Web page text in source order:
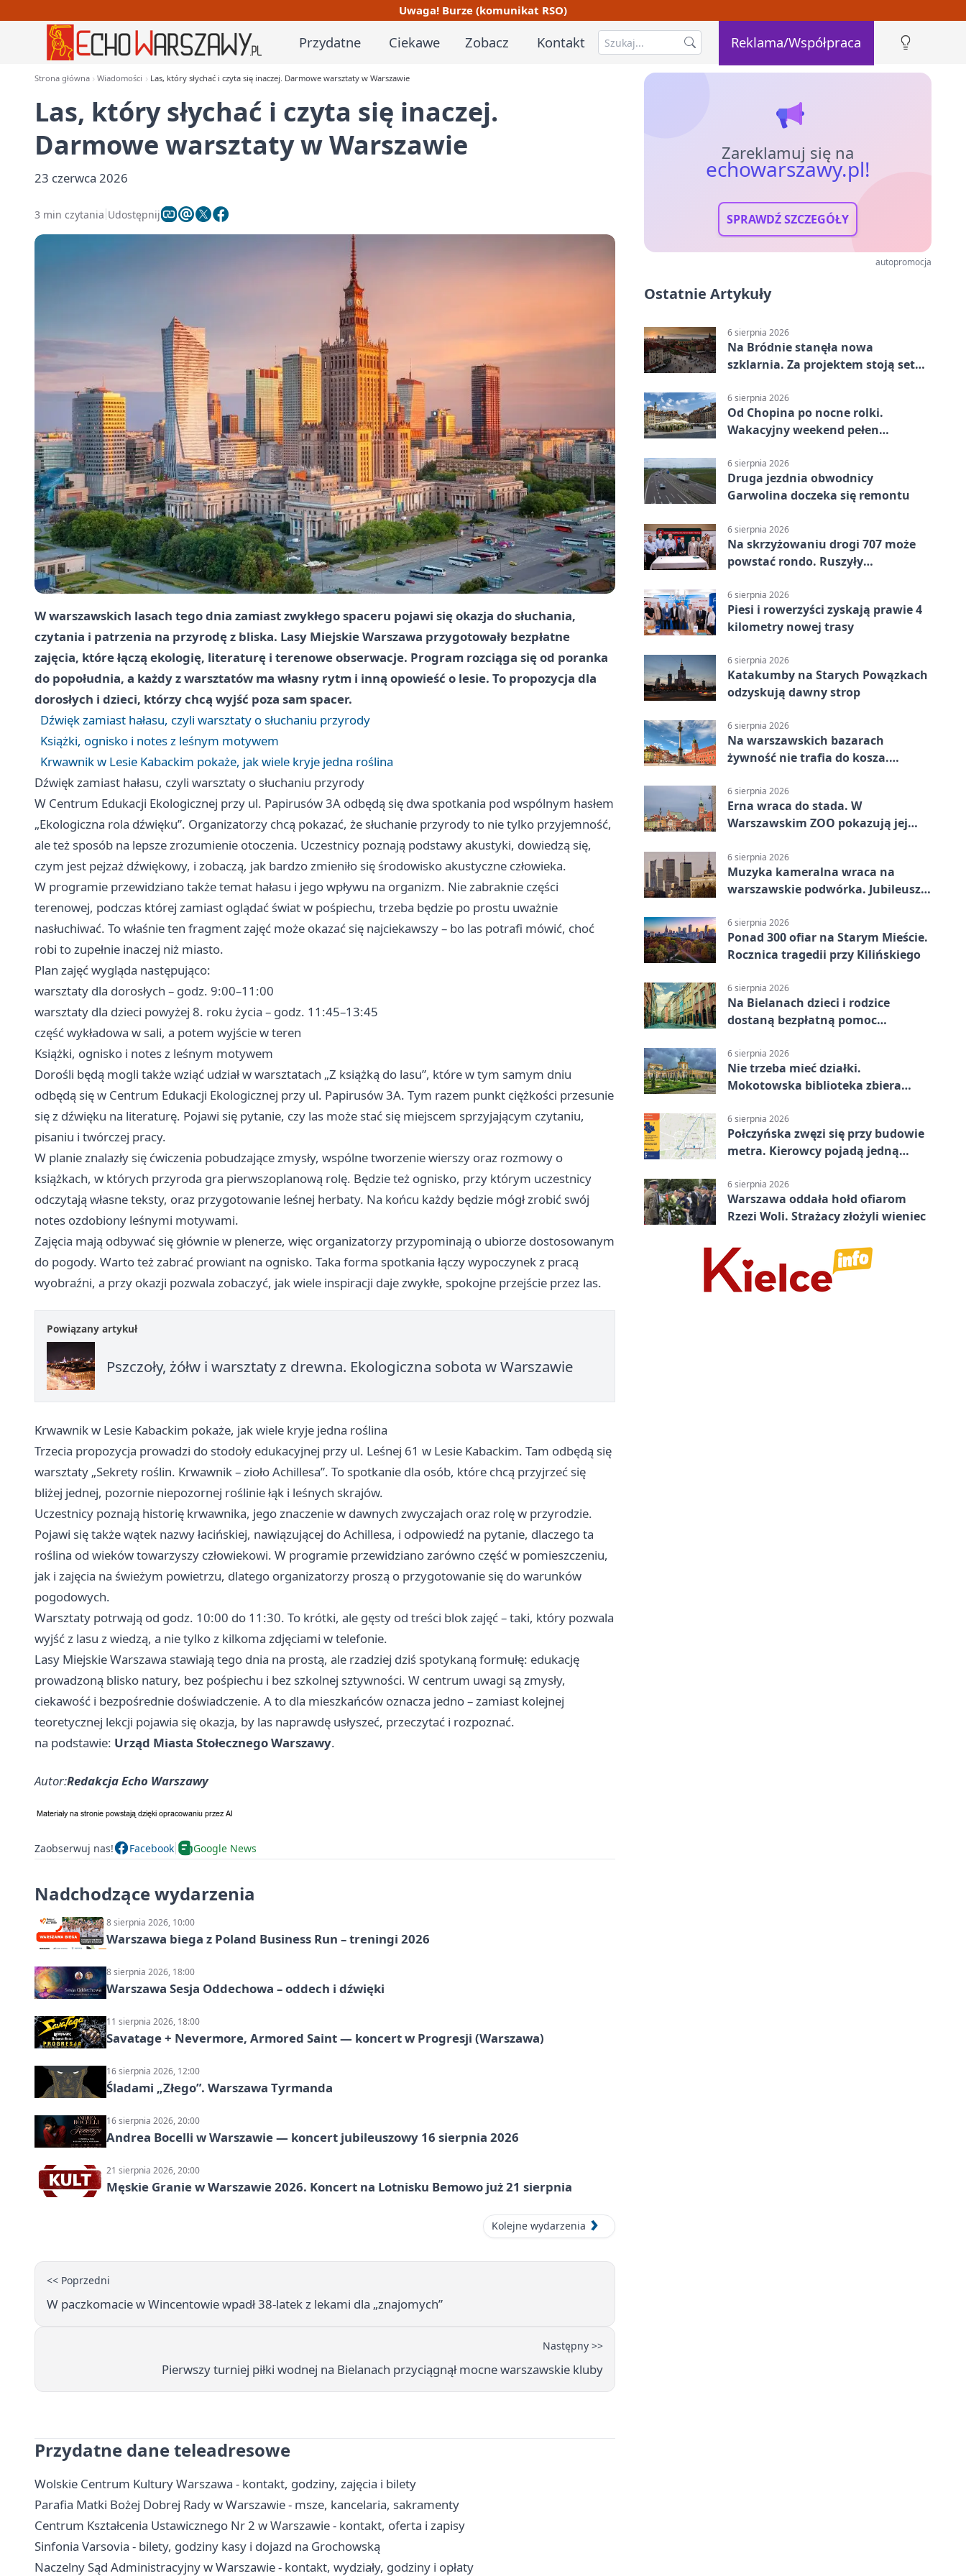
Uwaga! Burze (komunikat RSO)
Przydatne Ciekawe Zobacz Kontakt Reklama/Współpraca
Strona główna Wiadomości Las, który słychać i czyta się inaczej. Darmowe warsztaty w Warszawie
Las, który słychać i czyta się inaczej.
Darmowe warsztaty w Warszawie
23 czerwca 2026
3 min czytania Udostępnij
W warszawskich lasach tego dnia zamiast zwykłego spaceru pojawi się okazja do słuchania,
czytania i patrzenia na przyrodę z bliska. Lasy Miejskie Warszawa przygotowały bezpłatne
zajęcia, które łączą ekologię, literaturę i terenowe obserwacje. Program rozciąga się od poranka
do popołudnia, a każdy z warsztatów ma własny rytm i inną opowieść o lesie. To propozycja dla
dorosłych i dzieci, którzy chcą wyjść poza sam spacer.
Dźwięk zamiast hałasu, czyli warsztaty o słuchaniu przyrody
Książki, ognisko i notes z leśnym motywem
Krwawnik w Lesie Kabackim pokaże, jak wiele kryje jedna roślina
Dźwięk zamiast hałasu, czyli warsztaty o słuchaniu przyrody
W Centrum Edukacji Ekologicznej przy ul. Papirusów 3A odbędą się dwa spotkania pod wspólnym hasłem
„Ekologiczna rola dźwięku”. Organizatorzy chcą pokazać, że słuchanie przyrody to nie tylko przyjemność,
ale też sposób na lepsze zrozumienie otoczenia. Uczestnicy poznają podstawy akustyki, dowiedzą się,
czym jest pejzaż dźwiękowy, i zobaczą, jak bardzo zmieniło się środowisko akustyczne człowieka.
W programie przewidziano także temat hałasu i jego wpływu na organizm. Nie zabraknie części
terenowej, podczas której zamiast oglądać świat w pośpiechu, trzeba będzie po prostu uważnie
nasłuchiwać. To właśnie ten fragment zajęć może okazać się najciekawszy – bo las potrafi mówić, choć
robi to zupełnie inaczej niż miasto.
Plan zajęć wygląda następująco:
warsztaty dla dorosłych – godz. 9:00–11:00
warsztaty dla dzieci powyżej 8. roku życia – godz. 11:45–13:45
część wykładowa w sali, a potem wyjście w teren
Książki, ognisko i notes z leśnym motywem
Dorośli będą mogli także wziąć udział w warsztatach „Z książką do lasu”, które w tym samym dniu
odbędą się w Centrum Edukacji Ekologicznej przy ul. Papirusów 3A. Tym razem punkt ciężkości przesunie
się z dźwięku na literaturę. Pojawi się pytanie, czy las może stać się miejscem sprzyjającym czytaniu,
pisaniu i twórczej pracy.
W planie znalazły się ćwiczenia pobudzające zmysły, wspólne tworzenie wierszy oraz rozmowy o
książkach, w których przyroda gra pierwszoplanową rolę. Będzie też ognisko, przy którym uczestnicy
odczytają własne teksty, oraz przygotowanie leśnej herbaty. Na końcu każdy będzie mógł zrobić swój
notes ozdobiony leśnymi motywami.
Zajęcia mają odbywać się głównie w plenerze, więc organizatorzy przypominają o ubiorze dostosowanym
do pogody. Warto też zabrać prowiant na ognisko. Taka forma spotkania łączy wypoczynek z pracą
wyobraźni, a przy okazji pozwala zobaczyć, jak wiele inspiracji daje zwykłe, spokojne przejście przez las.
Powiązany artykuł
Pszczoły, żółw i warsztaty z drewna. Ekologiczna sobota w Warszawie
Krwawnik w Lesie Kabackim pokaże, jak wiele kryje jedna roślina
Trzecia propozycja prowadzi do stodoły edukacyjnej przy ul. Leśnej 61 w Lesie Kabackim. Tam odbędą się
warsztaty „Sekrety roślin. Krwawnik – zioło Achillesa”. To spotkanie dla osób, które chcą przyjrzeć się
bliżej jednej, pozornie niepozornej roślinie łąk i leśnych skrajów.
Uczestnicy poznają historię krwawnika, jego znaczenie w dawnych zwyczajach oraz rolę w przyrodzie.
Pojawi się także wątek nazwy łacińskiej, nawiązującej do Achillesa, i odpowiedź na pytanie, dlaczego ta
roślina od wieków towarzyszy człowiekowi. W programie przewidziano zarówno część w pomieszczeniu,
jak i zajęcia na świeżym powietrzu, dlatego organizatorzy proszą o przygotowanie się do warunków
pogodowych.
Warsztaty potrwają od godz. 10:00 do 11:30. To krótki, ale gęsty od treści blok zajęć – taki, który pozwala
wyjść z lasu z wiedzą, a nie tylko z kilkoma zdjęciami w telefonie.
Lasy Miejskie Warszawa stawiają tego dnia na prostą, ale rzadziej dziś spotykaną formułę: edukację
prowadzoną blisko natury, bez pośpiechu i bez szkolnej sztywności. W centrum uwagi są zmysły,
ciekawość i bezpośrednie doświadczenie. A to dla mieszkańców oznacza jedno – zamiast kolejnej
teoretycznej lekcji pojawia się okazja, by las naprawdę usłyszeć, przeczytać i rozpoznać.
na podstawie: Urząd Miasta Stołecznego Warszawy.
Autor:Redakcja Echo Warszawy
Zaobserwuj nas! Facebook Google News
Nadchodzące wydarzenia
8 sierpnia 2026, 10:00
Warszawa biega z Poland Business Run – treningi 2026
8 sierpnia 2026, 18:00
Warszawa Sesja Oddechowa – oddech i dźwięki
11 sierpnia 2026, 18:00
Savatage + Nevermore, Armored Saint — koncert w Progresji (Warszawa)
16 sierpnia 2026, 12:00
Śladami „Złego”. Warszawa Tyrmanda
16 sierpnia 2026, 20:00
Andrea Bocelli w Warszawie — koncert jubileuszowy 16 sierpnia 2026
21 sierpnia 2026, 20:00
Męskie Granie w Warszawie 2026. Koncert na Lotnisku Bemowo już 21 sierpnia
Kolejne wydarzenia
<< Poprzedni
W paczkomacie w Wincentowie wpadł 38-latek z lekami dla „znajomych”
Następny >>
Pierwszy turniej piłki wodnej na Bielanach przyciągnął mocne warszawskie kluby
Przydatne dane teleadresowe
Wolskie Centrum Kultury Warszawa - kontakt, godziny, zajęcia i bilety
Parafia Matki Bożej Dobrej Rady w Warszawie - msze, kancelaria, sakramenty
Centrum Kształcenia Ustawicznego Nr 2 w Warszawie - kontakt, oferta i zapisy
Sinfonia Varsovia - bilety, godziny kasy i dojazd na Grochowską
Naczelny Sąd Administracyjny w Warszawie - kontakt, wydziały, godziny i opłaty
Zareklamuj się na
echowarszawy.pl!
SPRAWDŹ SZCZEGÓŁY
autopromocja
Ostatnie Artykuły
6 sierpnia 2026
Na Bródnie stanęła nowa
szklarnia. Za projektem stoją setki
6 sierpnia 2026
Od Chopina po nocne rolki.
Wakacyjny weekend pełen
6 sierpnia 2026
Druga jezdnia obwodnicy
Garwolina doczeka się remontu
6 sierpnia 2026
Na skrzyżowaniu drogi 707 może
powstać rondo. Ruszyły
6 sierpnia 2026
Piesi i rowerzyści zyskają prawie 4
kilometry nowej trasy
6 sierpnia 2026
Katakumby na Starych Powązkach
odzyskują dawny strop
6 sierpnia 2026
Na warszawskich bazarach
żywność nie trafia do kosza.
6 sierpnia 2026
Erna wraca do stada. W
Warszawskim ZOO pokazują jej
6 sierpnia 2026
Muzyka kameralna wraca na
warszawskie podwórka. Jubileusz
6 sierpnia 2026
Ponad 300 ofiar na Starym Mieście.
Rocznica tragedii przy Kilińskiego
6 sierpnia 2026
Na Bielanach dzieci i rodzice
dostaną bezpłatną pomoc
6 sierpnia 2026
Nie trzeba mieć działki.
Mokotowska biblioteka zbiera
6 sierpnia 2026
Połczyńska zwęzi się przy budowie
metra. Kierowcy pojadą jedną
6 sierpnia 2026
Warszawa oddała hołd ofiarom
Rzezi Woli. Strażacy złożyli wieniec